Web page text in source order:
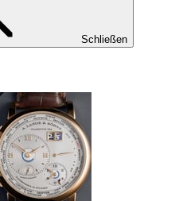
Schließen